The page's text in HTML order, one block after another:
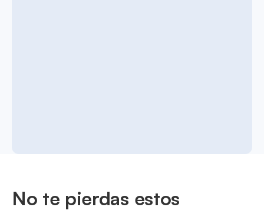
No te pierdas estos